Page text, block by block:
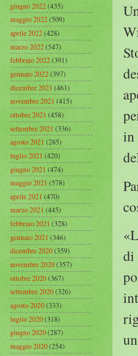
in
di
giugno 2022(435)
maggio 2022(509)
aprile 2022(428)
marzo 2022(547)
febbraio 2022(391)
gennaio 2022(397)
dicembre 2021(461)
novembre 2021(415)
ottobre 2021(458)
settembre 2021(336)
agosto 2021(285)
luglio 2021(420)
giugno 2021(474)
maggio 2021(578)
aprile 2021(470)
marzo 2021(445)
febbraio 2021(328)
gennaio 2021(346)
dicembre 2020(359)
novembre 2020(357)
ottobre 2020(367)
settembre 2020(326)
agosto 2020(333)
luglio 2020(318)
giugno 2020(287)
maggio 2020(254)